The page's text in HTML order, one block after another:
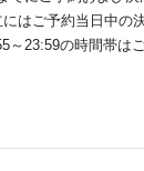
はご予約当日中の
～23:59の時間帯は